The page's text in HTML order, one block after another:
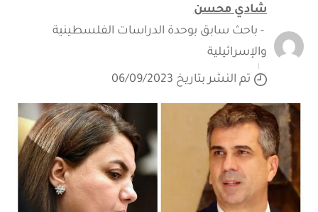
شادي محسن
- باحث سابق بوحدة الدراسات الفلسطينية
والإسرائيلية
تم النشر بتاريخ 06/09/2023